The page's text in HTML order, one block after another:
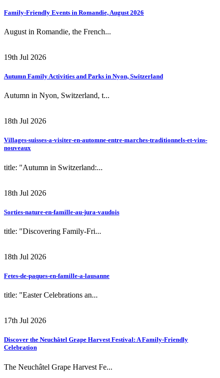
Family-Friendly Events in Romandie, August 2026
August in Romandie, the French...
19th Jul 2026
Autumn Family Activities and Parks in Nyon, Switzerland
Autumn in Nyon, Switzerland, t...
18th Jul 2026
Villages-suisses-a-visiter-en-automne-entre-marches-traditionnels-et-vins-
nouveaux
title: "Autumn in Switzerland:...
18th Jul 2026
Sorties-nature-en-famille-au-jura-vaudois
title: "Discovering Family-Fri...
18th Jul 2026
Fetes-de-paques-en-famille-a-lausanne
title: "Easter Celebrations an...
17th Jul 2026
Discover the Neuchâtel Grape Harvest Festival: A Family-Friendly
Celebration
The Neuchâtel Grape Harvest Fe...